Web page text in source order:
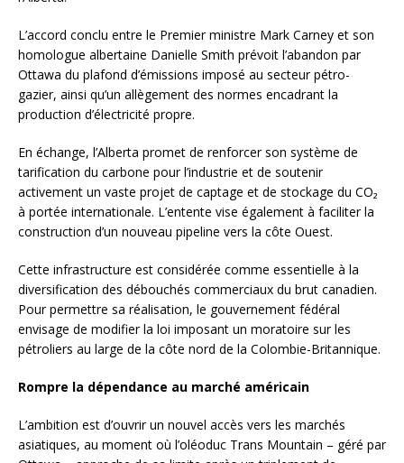
L’accord conclu entre le Premier ministre Mark Carney et son
homologue albertaine Danielle Smith prévoit l’abandon par
Ottawa du plafond d’émissions imposé au secteur pétro-
gazier, ainsi qu’un allègement des normes encadrant la
production d’électricité propre.
En échange, l’Alberta promet de renforcer son système de
tarification du carbone pour l’industrie et de soutenir
activement un vaste projet de captage et de stockage du CO₂
à portée internationale. L’entente vise également à faciliter la
construction d’un nouveau pipeline vers la côte Ouest.
Cette infrastructure est considérée comme essentielle à la
diversification des débouchés commerciaux du brut canadien.
Pour permettre sa réalisation, le gouvernement fédéral
envisage de modifier la loi imposant un moratoire sur les
pétroliers au large de la côte nord de la Colombie-Britannique.
Rompre la dépendance au marché américain
L’ambition est d’ouvrir un nouvel accès vers les marchés
asiatiques, au moment où l’oléoduc Trans Mountain – géré par